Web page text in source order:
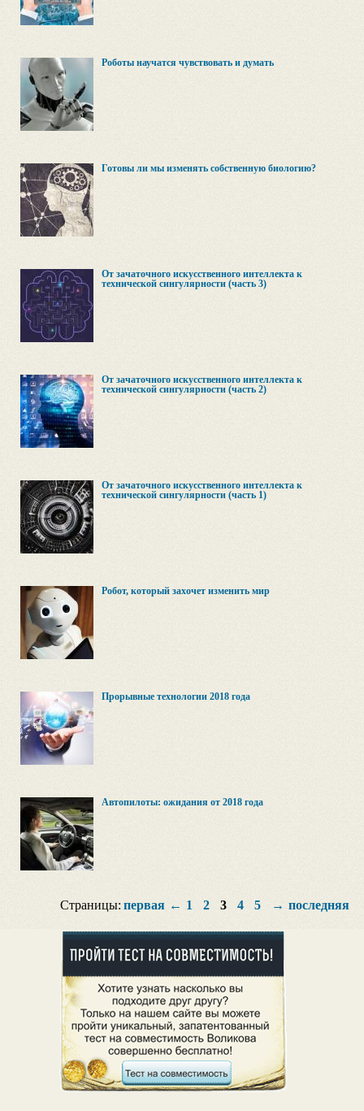
Роботы научатся чувствовать и думать
Готовы ли мы изменять собственную биологию?
От зачаточного искусственного интеллекта к
технической сингулярности (часть 3)
От зачаточного искусственного интеллекта к
технической сингулярности (часть 2)
От зачаточного искусственного интеллекта к
технической сингулярности (часть 1)
Робот, который захочет изменить мир
Прорывные технологии 2018 года
Автопилоты: ожидания от 2018 года
Страницы: первая ← 1 2 3 4 5 → последняя